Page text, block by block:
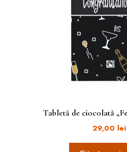
Tabletă de ciocolată
29,00 lei